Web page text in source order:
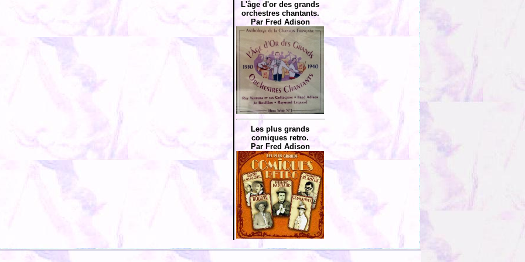
L'âge d'or des grands
orchestres chantants.
Par Fred Adison
Les plus grands
comiques retro.
Par Fred Adison